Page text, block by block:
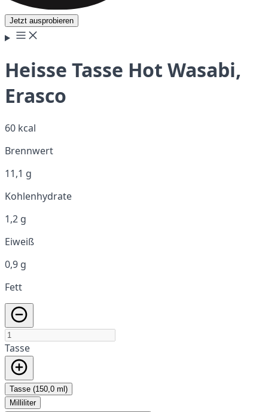
Jetzt ausprobieren
Heisse Tasse Hot Wasabi,
Erasco
60 kcal
Brennwert
11,1 g
Kohlenhydrate
1,2 g
Eiweiß
0,9 g
Fett
Tasse
Tasse (150,0 ml)
Milliliter